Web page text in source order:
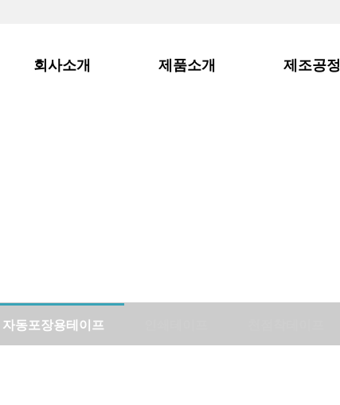
회사소개 제품소개 제조공정
자동포장용테이프